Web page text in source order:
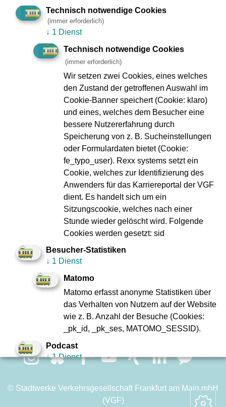
Dann wählen Sie die Monatskarte (auch vergünstigt mit
Frankfurt-Pass erhältlich) und sparen im Vergleich zu vier
Wochenkarten. Für mehr Komfort beim Fahren gibt es die
Die Monatskarte / zum Frankfurt-Pass
Die Zuschlagskarte Monat (1. Klasse)
Geschäftsberichten
FAQ
VGF A bis Z
Datenschutz
Compliance
Verbraucherschlichtung
Innovation VGF
Ebbelwei-Expreß
Webseiten-Barriere melden
Erklärung zur Barrierefreiheit
Infos in Leichter Sprache
© Stadtwerke Verkehrsgesellschaft Frankfurt am Main mbH
(VGF)
Technisch notwendige Cookies
(immer erforderlich)
↓ 1 Dienst
Technisch notwendige Cookies
(immer erforderlich)
Wir setzen zwei Cookies, eines welches
den Zustand der getroffenen Auswahl im
Cookie-Banner speichert (Cookie: klaro)
und eines, welches dem Besucher eine
bessere Nutzererfahrung durch
Speicherung von z. B. Sucheinstellungen
oder Formulardaten bietet (Cookie:
fe_typo_user). Rexx systems setzt ein
Cookie, welches zur Identifizierung des
Anwenders für das Karriereportal der VGF
dient. Es handelt sich um ein
Sitzungscookie, welches nach einer
Stunde wieder gelöscht wird. Folgende
Cookies werden gesetzt: sid
Besucher-Statistiken
↓ 1 Dienst
Matomo
Matomo erfasst anonyme Statistiken über
das Verhalten von Nutzern auf der Website
wie z. B. Anzahl der Besuche (Cookies:
_pk_id, _pk_ses, MATOMO_SESSID).
Podcast
↓1 Dienst
Wir nutzen den Podcast-Dienst "Podigee",
welcher Audio-Medien bereitstellt und